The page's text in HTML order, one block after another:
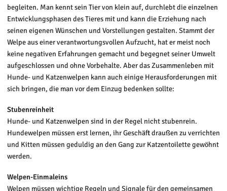
begleiten. Man kennt sein Tier von klein auf, durchlebt die einzelnen
Entwicklungsphasen des Tieres mit und kann die Erziehung nach
seinen eigenen Wünschen und Vorstellungen gestalten. Stammt der
Welpe aus einer verantwortungsvollen Aufzucht, hat er meist noch
keine negativen Erfahrungen gemacht und begegnet seiner Umwelt
aufgeschlossen und ohne Vorbehalte. Aber das Zusammenleben mit
Hunde- und Katzenwelpen kann auch einige Herausforderungen mit
sich bringen, die man vor dem Einzug bedenken sollte:
Stubenreinheit
Hunde- und Katzenwelpen sind in der Regel nicht stubenrein.
Hundewelpen müssen erst lernen, ihr Geschäft draußen zu verrichten
und Kitten müssen geduldig an den Gang zur Katzentoilette gewöhnt
werden.
Welpen-Einmaleins
Welpen müssen wichtige Regeln und Signale für den gemeinsamen